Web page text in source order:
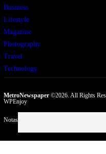
Business
Lifestyle
Magazine
Photography
Travel
Technology
MetroNewspaper©2026. All Rights
WPEnjoy
Notas